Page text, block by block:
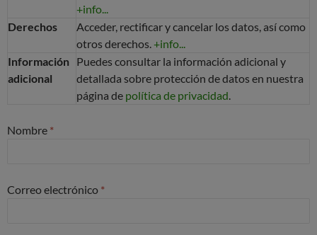
+info...
Derechos
Acceder, rectificar y cancelar los datos, así como
otros derechos. +info...
Información
adicional
Puedes consultar la información adicional y
detallada sobre protección de datos en nuestra
página de política de privacidad.
Nombre *
Correo electrónico *